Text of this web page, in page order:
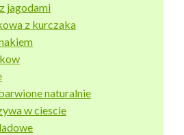
jagodami
z kurczaka
naturalnie
w ciescie